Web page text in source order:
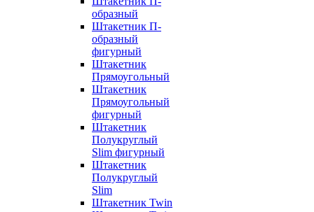
образный
Штакетник П-
образный
фигурный
Штакетник
Прямоугольный
Штакетник
Прямоугольный
фигурный
Штакетник
Полукруглый
Slim фигурный
Штакетник
Полукруглый
Slim
Штакетник Twin